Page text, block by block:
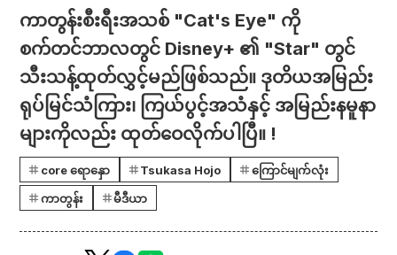
ကာတွန်းစီးရီးအသစ် "Cat's Eye" ကို
စက်တင်ဘာလတွင် Disney+ ၏ "Star" တွင်
သီးသန့်ထုတ်လွှင့်မည်ဖြစ်သည်။ ဒုတိယအမြည်း
ရုပ်မြင်သံကြား၊ ကြယ်ပွင့်အသံနှင့် အမြည်းနမူနာ
များကိုလည်း ထုတ်ဝေလိုက်ပါပြီ။ !
core ရောနှော Tsukasa Hojo
ကြောင်မျက်လုံး
ကာတွန်း
မီဒီယာ